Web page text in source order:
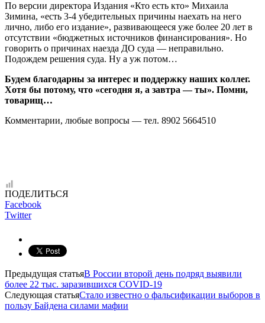
По версии директора Издания «Кто есть кто» Михаила
Зимина, «есть 3-4 убедительных причины наехать на него
лично, либо его издание», развивающееся уже более 20 лет в
отсутствии «бюджетных источников финансирования». Но
говорить о причинах наезда ДО суда — неправильно.
Подождем решения суда. Ну а уж потом…
Будем благодарны за интерес и поддержку наших коллег.
Хотя бы потому, что «сегодня я, а завтра — ты». Помни,
товарищ…
Комментарии, любые вопросы — тел. 8902 5664510
ПОДЕЛИТЬСЯ
Facebook
Twitter
Предыдущая статьяВ России второй день подряд выявили
более 22 тыс. заразившихся COVID-19
Следующая статьяСтало известно о фальсификации выборов в
пользу Байдена силами мафии